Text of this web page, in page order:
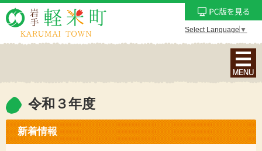
Select Language ▼
ナ
ビ
ョ
ン
令和３年度
新着情報